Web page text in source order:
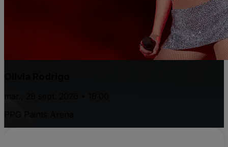
mar., 29 sept. 2026 • 19:00